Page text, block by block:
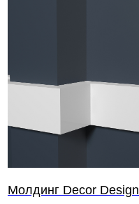
Молдинг Decor Design